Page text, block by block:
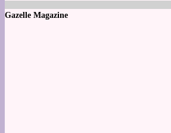
Gazelle Magazine